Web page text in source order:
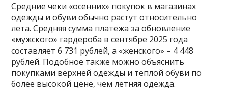
Средние чеки «осенних» покупок в магазинах
одежды и обуви обычно растут относительно
лета. Средняя сумма платежа за обновление
«мужского» гардероба в сентябре 2025 года
составляет 6 731 рублей, а «женского» – 4 448
рублей. Подобное также можно объяснить
покупками верхней одежды и теплой обуви по
более высокой цене, чем летняя одежда.